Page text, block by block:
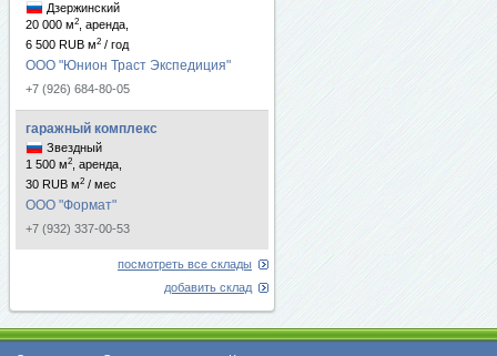
Дзержинский
20 000 м2
, аренда,
6 500 RUB м2 / год
ООО "Юнион Траст Экспедиция"
+7 (926) 684-80-05
гаражный комплекс
Звездный
1 500 м2
, аренда,
30 RUB м2 / мес
ООО "Формат"
+7 (932) 337-00-53
посмотреть все склады
добавить склад